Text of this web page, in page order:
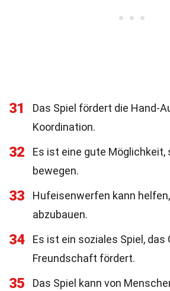
31
Das Spiel fördert die Hand-
Koordination.
32
Es ist eine gute Möglichkeit,
bewegen.
33
Hufeisenwerfen kann
abzubauen.
34
Es ist ein soziales Spiel,
Freundschaft fördert.
35
Das Spiel kann von